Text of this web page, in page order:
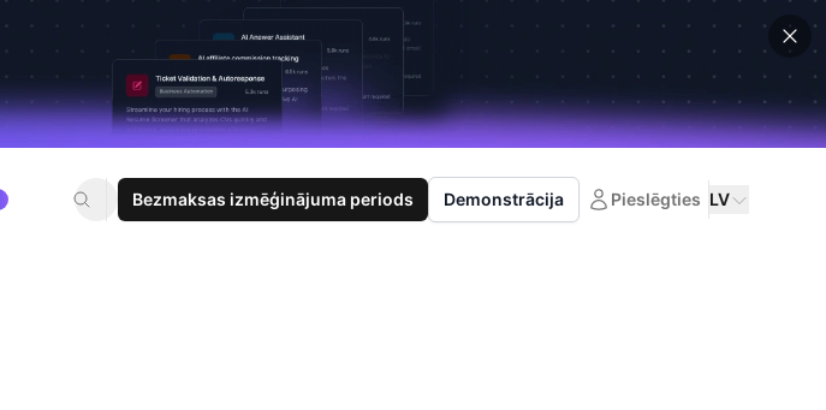
Bezmaksas izmēģinājuma periods Demonstrācija Pieslēgties LV